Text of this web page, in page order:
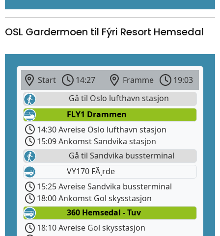
OSL Gardermoen til Fýri Resort Hemsedal
Start 14:27 Framme
19:03
Gå til Oslo lufthavn stasjon
FLY1 Drammen
14:30 Avreise Oslo lufthavn stasjon
15:09 Ankomst Sandvika stasjon
Gå til Sandvika bussterminal
VY170 FÃ¸rde
15:25 Avreise Sandvika bussterminal
18:00 Ankomst Gol skysstasjon
360 Hemsedal - Tuv
18:10 Avreise Gol skysstasjon